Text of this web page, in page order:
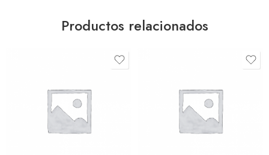
Productos relacionados